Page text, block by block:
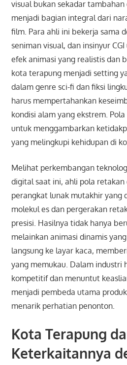
visual bukan sekadar
menjadi bagian integral dari
film. Para ahli ini bekerja sama
seniman visual, dan insinyur
efek animasi yang realistis dan
kota terapung menjadi setting
dalam genre sci-fi dan fiksi
harus mempertahankan
kondisi alam yang ekstrem.
untuk menggambarkan
yang melingkupi kehidupan di
Melihat perkembangan
digital saat ini, ahli pola retakan
perangkat lunak mutakhir yang
molekul es dan pergerakan
presisi. Hasilnya tidak hanya
melainkan animasi dinamis
langsung ke layar kaca,
yang memukau. Dalam industri
kompetitif dan menuntut
menjadi pembeda utama
menarik perhatian penonton.
Kota Terapung
Keterkaitannya